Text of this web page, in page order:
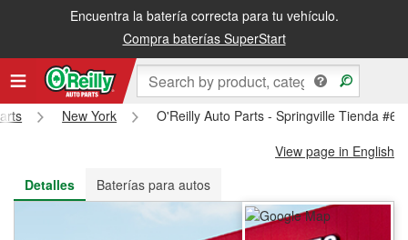
Encuentra la batería correcta para tu vehículo.
Compra baterías SuperStart
Recibe tu orden gratis al día siguiente o recógela en la tienda
New York
O'Reilly Auto Parts - Springville Tienda
View page in English
Detalles
Baterías para autos